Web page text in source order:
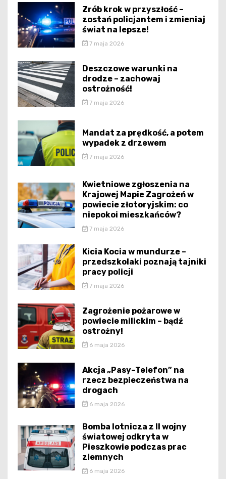
Zrób krok w przyszłość –
zostań policjantem i zmieniaj
świat na lepsze!
7 maja 2026
Deszczowe warunki na
drodze – zachowaj
ostrożność!
7 maja 2026
Mandat za prędkość, a potem
wypadek z drzewem
7 maja 2026
Kwietniowe zgłoszenia na
Krajowej Mapie Zagrożeń w
powiecie złotoryjskim: co
niepokoi mieszkańców?
7 maja 2026
Kicia Kocia w mundurze –
przedszkolaki poznają tajniki
pracy policji
7 maja 2026
Zagrożenie pożarowe w
powiecie milickim – bądź
ostrożny!
6 maja 2026
Akcja „Pasy–Telefon” na
rzecz bezpieczeństwa na
drogach
6 maja 2026
Bomba lotnicza z II wojny
światowej odkryta w
Pieszkowie podczas prac
ziemnych
6 maja 2026